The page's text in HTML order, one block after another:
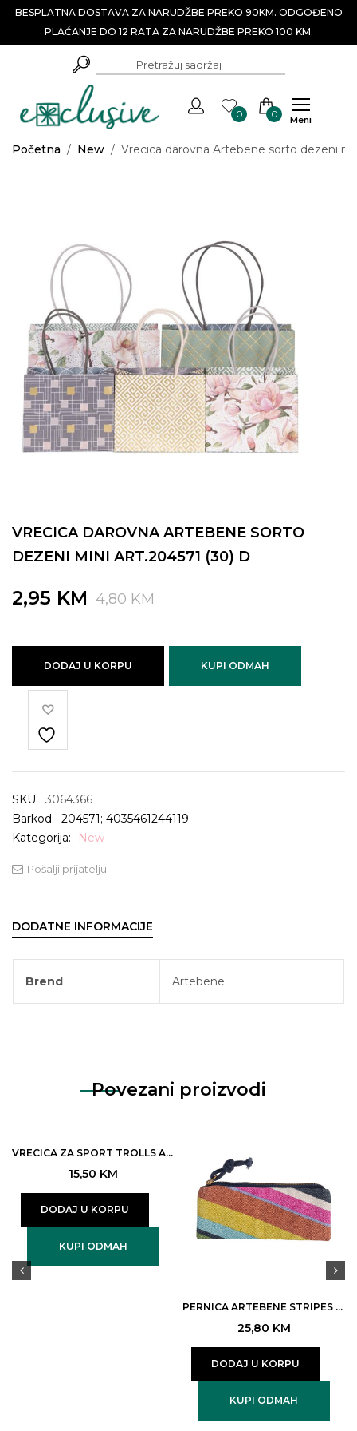
BESPLATNA DOSTAVA ZA NARUDŽBE PREKO 90KM. ODGOĐENO
PLAĆANJE DO 12 RATA ZA NARUDŽBE PREKO 100 KM.
0 0 Meni
Početna / New / Vrecica darovna Artebene sorto dezeni
VRECICA DAROVNA ARTEBENE SORTO
DEZENI MINI ART.204571 (30) D
4,80 KM
was:
4,80 KM.
2,95 KM
is:
2,95 KM.
DODAJ U KORPU KUPI ODMAH
SKU: 3064366
Barkod: 204571; 4035461244119
Kategorija:
New
Pošalji prijatelju
DODATNE INFORMACIJE
Brend Artebene
Povezani proizvodi
VRECICA ZA SPORT TROLLS ART.10063 D
15,50 KM
DODAJ U KORPU
KUPI ODMAH
PERNICA ARTEBENE STRIPES MULTICOLOUR
25,80 KM
DODAJ U KORPU
KUPI ODMAH